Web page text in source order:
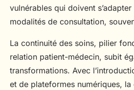
vulnérables qui doivent
modalités de consultation,
La continuité des soins, pilier
relation patient-médecin, subit
transformations. Avec
et de plateformes numériques,